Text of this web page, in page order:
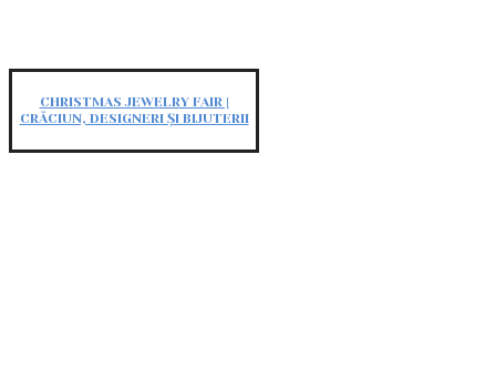
CHRISTMAS JEWELRY FAIR |
CRĂCIUN, DESIGNERI ȘI BIJUTERII